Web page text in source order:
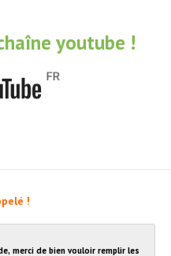
youtube !
!
merci de bien vouloir remplir les